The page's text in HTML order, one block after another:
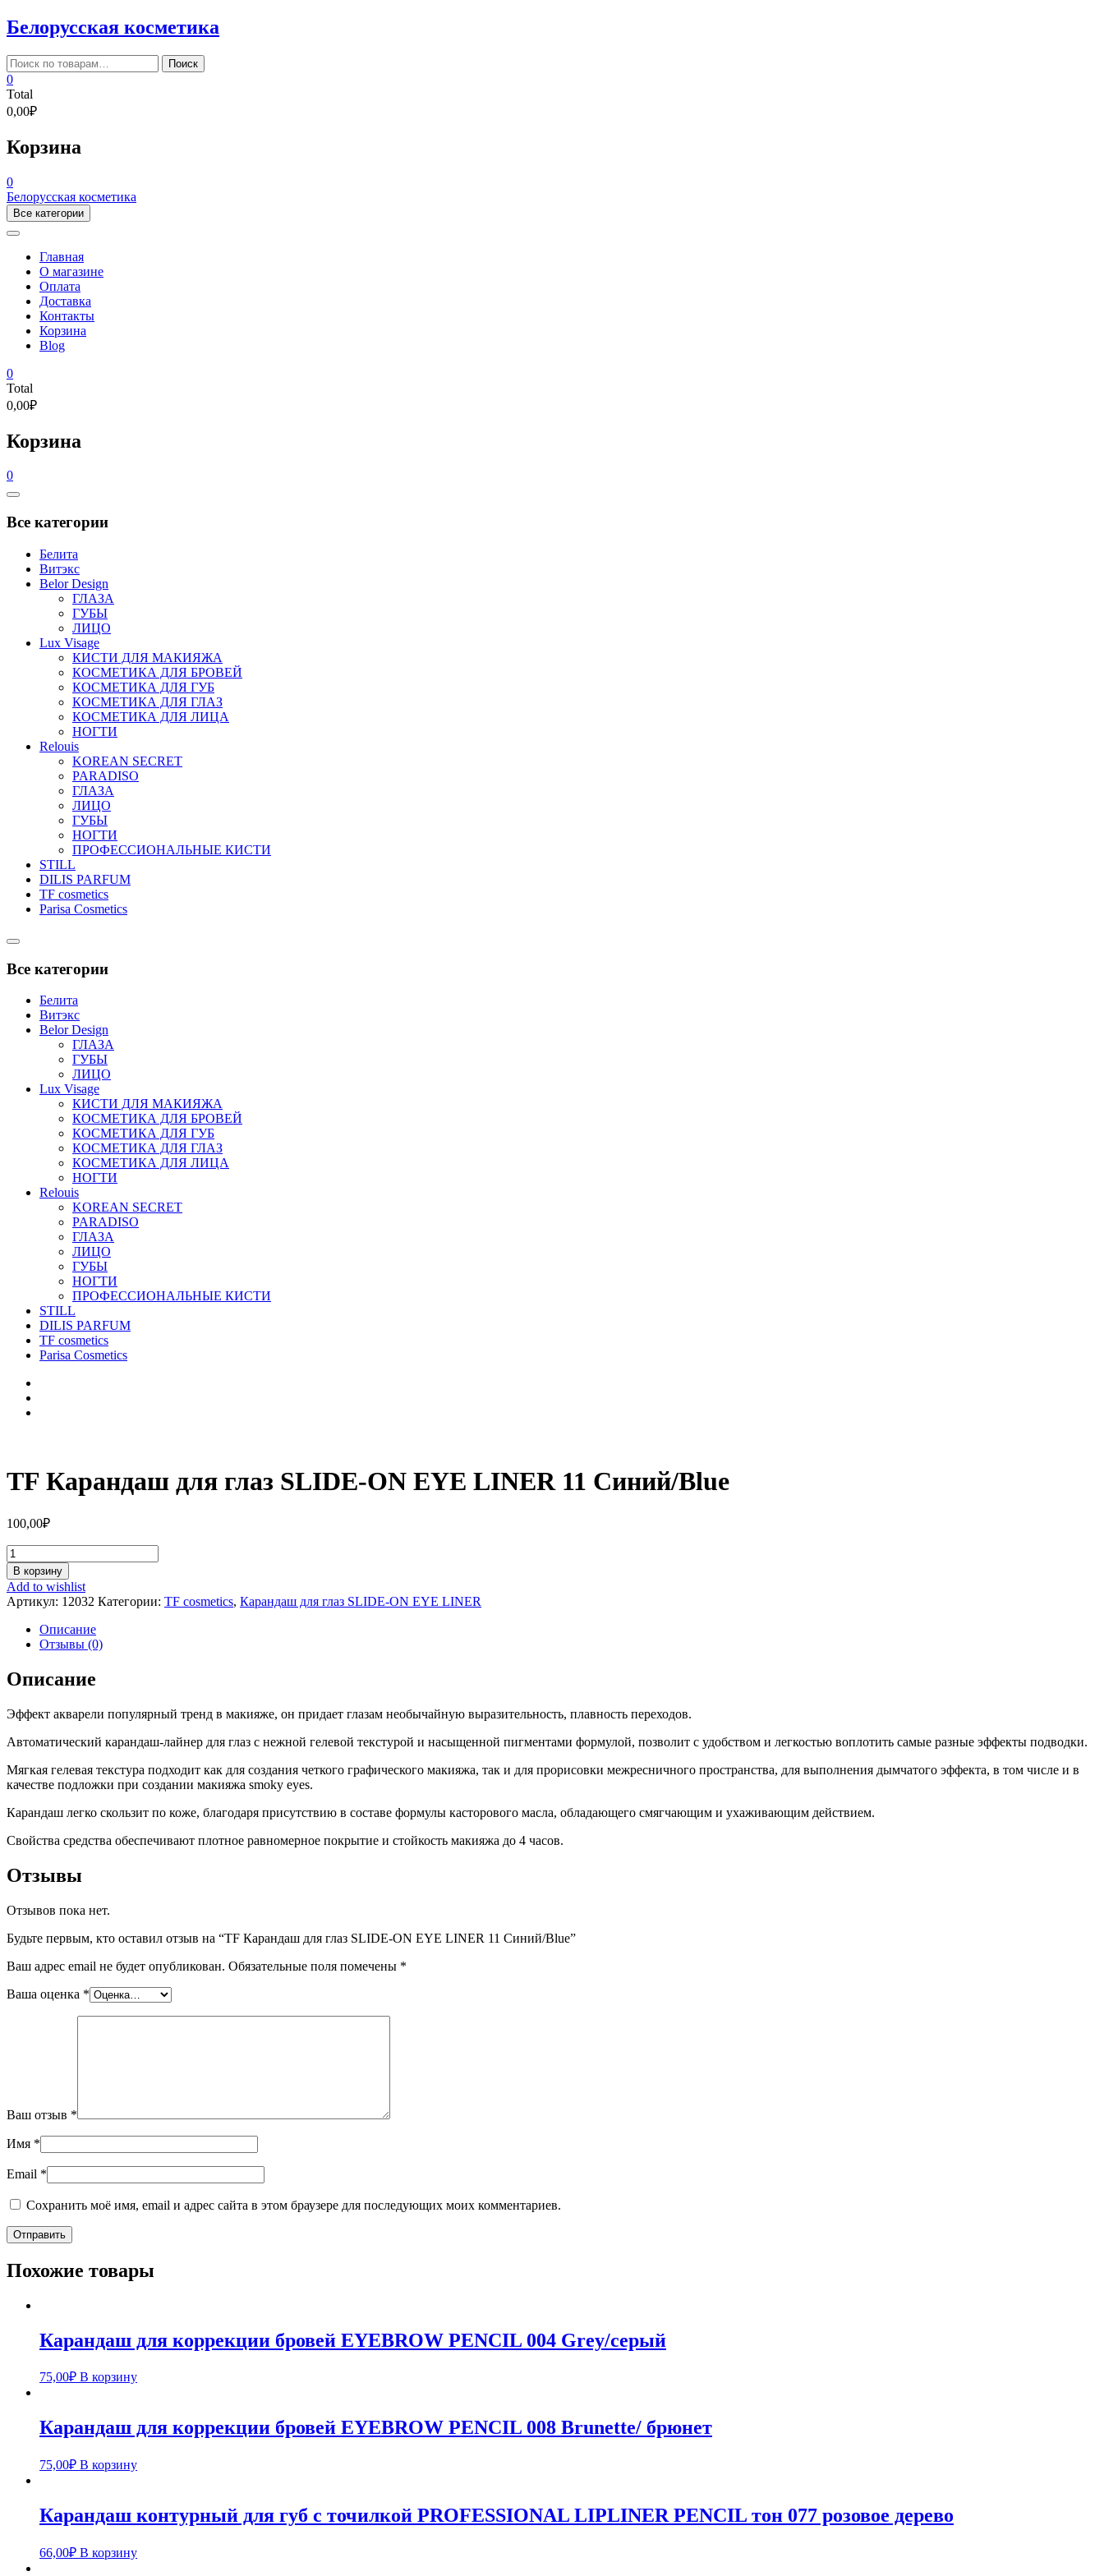
Skip
to
content
Белорусская косметика
Искать: Поиск
0
Total
0,00₽
Корзина
0
Белорусская косметика
Все категории
Главная
О магазине
Оплата
Доставка
Контакты
Корзина
Blog
0
Total
0,00₽
Корзина
0
Catalog
Все категории
Белита
Витэкс
Belor Design
ГЛАЗА
ГУБЫ
ЛИЦО
Lux Visage
КИСТИ ДЛЯ МАКИЯЖА
КОСМЕТИКА ДЛЯ БРОВЕЙ
КОСМЕТИКА ДЛЯ ГУБ
КОСМЕТИКА ДЛЯ ГЛАЗ
КОСМЕТИКА ДЛЯ ЛИЦА
НОГТИ
Relouis
KOREAN SECRET
PARADISO
ГЛАЗА
ЛИЦО
ГУБЫ
НОГТИ
ПРОФЕССИОНАЛЬНЫЕ КИСТИ
STILL
DILIS PARFUM
TF cosmetics
Parisa Cosmetics
Catalog
Все категории
Белита
Витэкс
Belor Design
ГЛАЗА
ГУБЫ
ЛИЦО
Lux Visage
КИСТИ ДЛЯ МАКИЯЖА
КОСМЕТИКА ДЛЯ БРОВЕЙ
КОСМЕТИКА ДЛЯ ГУБ
КОСМЕТИКА ДЛЯ ГЛАЗ
КОСМЕТИКА ДЛЯ ЛИЦА
НОГТИ
Relouis
KOREAN SECRET
PARADISO
ГЛАЗА
ЛИЦО
ГУБЫ
НОГТИ
ПРОФЕССИОНАЛЬНЫЕ КИСТИ
STILL
DILIS PARFUM
TF cosmetics
Parisa Cosmetics
TF Карандаш для глаз SLIDE-ON EYE LINER 11 Синий/Blue
100,00₽
Количество
TF
Карандаш
для
глаз
SLIDE-
LINER
11
В корзину
Add to wishlist
Артикул: 12032 Категории: TF cosmetics, Карандаш для глаз SLIDE-ON EYE LINER
Описание
Отзывы (0)
Описание
Эффект акварели популярный тренд в макияже, он придает глазам необычайную выразительность, плавность переходов.
Автоматический карандаш-лайнер для глаз с нежной гелевой текстурой и насыщенной пигментами формулой, позволит c удобством и легкостью воплотить самые разные эффекты подводки.
Мягкая гелевая текстура подходит как для создания четкого графического макияжа, так и для прорисовки межресничного пространства, для выполнения дымчатого эффекта, в том числе и в
качестве подложки при создании макияжа smoky eyes.
Карандаш легко скользит по коже, благодаря присутствию в составе формулы касторового масла, обладающего смягчающим и ухаживающим действием.
Свойства средства обеспечивают плотное равномерное покрытие и стойкость макияжа до 4 часов.
Отзывы
Отзывов пока нет.
Будьте первым, кто оставил отзыв на “TF Карандаш для глаз SLIDE-ON EYE LINER 11 Синий/Blue”
Ваш адрес email не будет опубликован. Обязательные поля помечены *
Ваша оценка *
Ваш отзыв *
Имя *
Email *
Сохранить моё имя, email и адрес сайта в этом браузере для последующих моих комментариев.
Похожие товары
Карандаш для коррекции бровей EYEBROW PENCIL 004 Grey/серый
75,00₽ В корзину
Карандаш для коррекции бровей EYEBROW PENCIL 008 Brunette/ брюнет
75,00₽ В корзину
Карандаш контурный для губ с точилкой PROFESSIONAL LIPLINER PENCIL тон 077 розовое дерево
66,00₽ В корзину